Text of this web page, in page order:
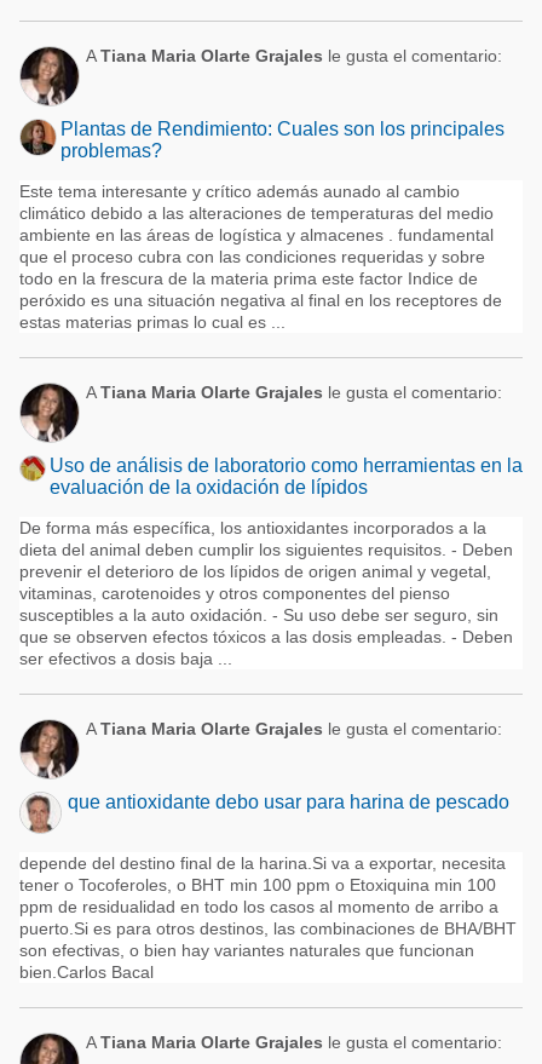
ATiana Maria Olarte Grajales le gusta el comentario:
Plantas de Rendimiento: Cuales son los principales
problemas?
Este tema interesante y crítico además aunado al cambio
climático debido a las alteraciones de temperaturas del medio
ambiente en las áreas de logística y almacenes . fundamental
que el proceso cubra con las condiciones requeridas y sobre
todo en la frescura de la materia prima este factor Indice de
peróxido es una situación negativa al final en los receptores de
estas materias primas lo cual es ...
ATiana Maria Olarte Grajales le gusta el comentario:
Uso de análisis de laboratorio como herramientas en la
evaluación de la oxidación de lípidos
De forma más específica, los antioxidantes incorporados a la
dieta del animal deben cumplir los siguientes requisitos. - Deben
prevenir el deterioro de los lípidos de origen animal y vegetal,
vitaminas, carotenoides y otros componentes del pienso
susceptibles a la auto oxidación. - Su uso debe ser seguro, sin
que se observen efectos tóxicos a las dosis empleadas. - Deben
ser efectivos a dosis baja ...
ATiana Maria Olarte Grajales le gusta el comentario:
que antioxidante debo usar para harina de pescado
depende del destino final de la harina.Si va a exportar, necesita
tener o Tocoferoles, o BHT min 100 ppm o Etoxiquina min 100
ppm de residualidad en todo los casos al momento de arribo a
puerto.Si es para otros destinos, las combinaciones de BHA/BHT
son efectivas, o bien hay variantes naturales que funcionan
bien.Carlos Bacal
ATiana Maria Olarte Grajales le gusta el comentario: